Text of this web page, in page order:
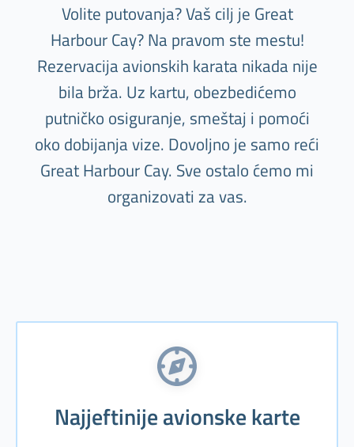
Volite putovanja? Vaš cilj je Great
Harbour Cay? Na pravom ste mestu!
Rezervacija avionskih karata nikada nije
bila brža. Uz kartu, obezbedićemo
putničko osiguranje, smeštaj i pomoći
oko dobijanja vize. Dovoljno je samo reći
Great Harbour Cay. Sve ostalo ćemo mi
organizovati za vas.
Najjeftinije avionske karte